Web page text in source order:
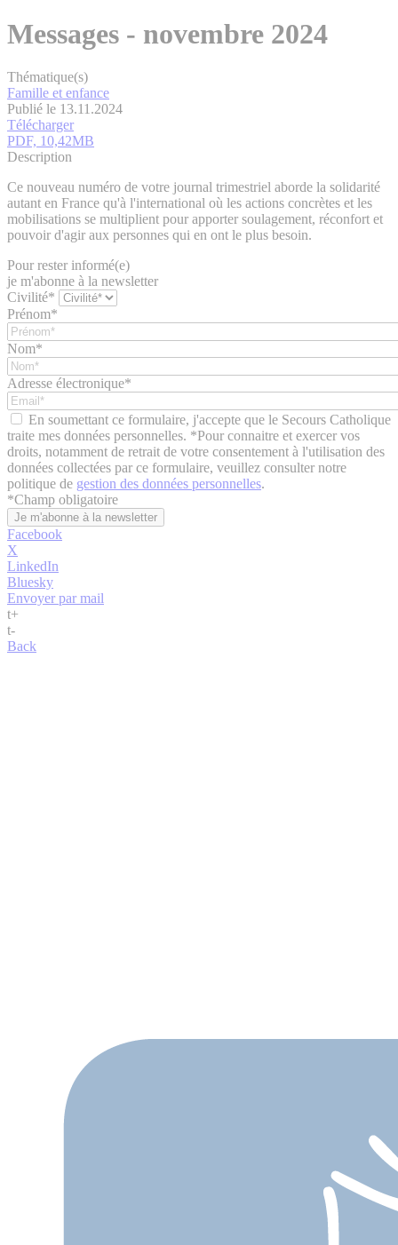
Messages - novembre 2024
Thématique(s)
Famille et enfance
Publié le 13.11.2024
Télécharger
PDF, 10,42MB
Description
Ce nouveau numéro de votre journal trimestriel aborde la solidarité
autant en France qu'à l'international où les actions concrètes et les
mobilisations se multiplient pour apporter soulagement, réconfort et
pouvoir d'agir aux personnes qui en ont le plus besoin.
Pour rester informé(e)
je m'abonne à la newsletter
Civilité*
Prénom*
Nom*
Adresse électronique*
En soumettant ce formulaire, j'accepte que le Secours Catholique
traite mes données personnelles. *Pour connaitre et exercer vos
droits, notamment de retrait de votre consentement à l'utilisation des
données collectées par ce formulaire, veuillez consulter notre
politique de gestion des données personnelles.
*Champ obligatoire
Facebook
X
LinkedIn
Bluesky
Envoyer par mail
t+
t-
Back